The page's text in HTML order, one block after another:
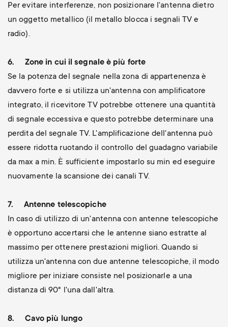
Per evitare interferenze, non posizionare l'antenna dietro
un oggetto metallico (il metallo blocca i segnali TV e
radio).
6.
Zone in cui il segnale è più forte
Se la potenza del segnale nella zona di appartenenza è
davvero forte e si utilizza un'antenna con amplificatore
integrato, il ricevitore TV potrebbe ottenere una quantità
di segnale eccessiva e questo potrebbe determinare una
perdita del segnale TV. L'amplificazione dell'antenna può
essere ridotta ruotando il controllo del guadagno variabile
da max a min. È sufficiente impostarlo su min ed eseguire
nuovamente la scansione dei canali TV.
7.
Antenne telescopiche
In caso di utilizzo di un'antenna con antenne telescopiche
è opportuno accertarsi che le antenne siano estratte al
massimo per ottenere prestazioni migliori. Quando si
utilizza un'antenna con due antenne telescopiche, il modo
migliore per iniziare consiste nel posizionarle a una
distanza di 90° l'una dall'altra.
8.
Cavo più lungo